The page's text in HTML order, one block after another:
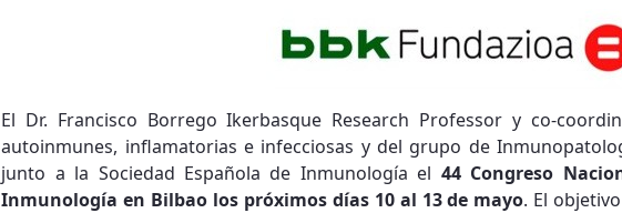
El Dr. Francisco Borrego Ikerbasque Research Professor y co-
autoinmunes, inflamatorias e infecciosas y del grupo de
junto a la Sociedad Española de Inmunología el 44 Congreso
Inmunología en Bilbao los próximos días 10 al 13 de mayo. El